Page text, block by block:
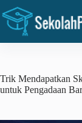
Skip
to
content
Trik Mendapatkan
untuk Pengadaan